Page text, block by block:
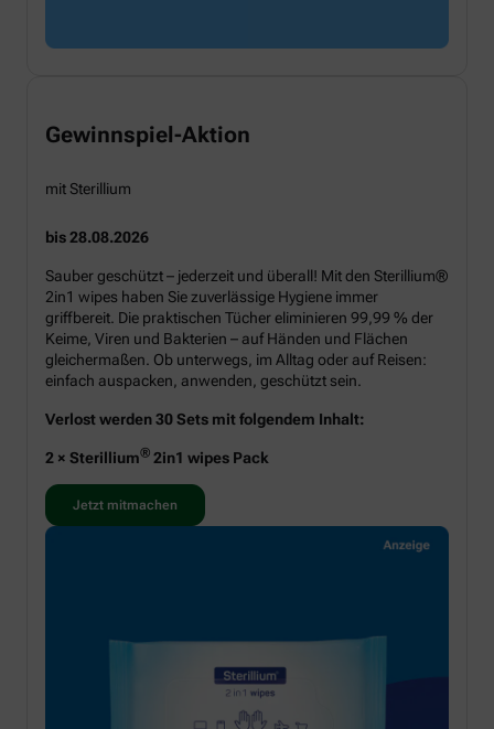
Gewinnspiel-Aktion
mit Sterillium
bis 28.08.2026
Sauber geschützt – jederzeit und überall! Mit den Sterillium®
2in1 wipes haben Sie zuverlässige Hygiene immer
griffbereit. Die praktischen Tücher eliminieren 99,99 % der
Keime, Viren und Bakterien – auf Händen und Flächen
gleichermaßen. Ob unterwegs, im Alltag oder auf Reisen:
einfach auspacken, anwenden, geschützt sein.
Verlost werden 30 Sets mit folgendem Inhalt:
2 × Sterillium® 2in1 wipes Pack
Jetzt mitmachen